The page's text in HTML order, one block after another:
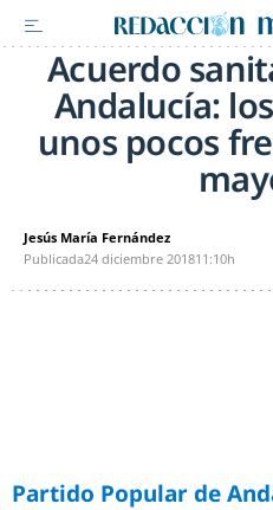
Acuerdo
Andalucía:
unos pocos
Jesús María Fernández
Publicada24 diciembre 201811:10h
Partido Popular de